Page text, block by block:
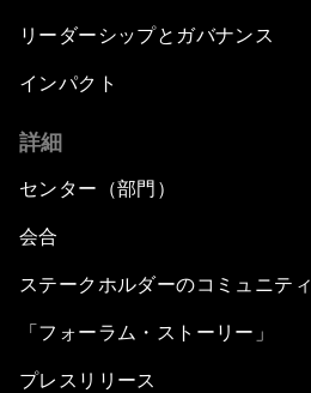
リーダーシップとガバナンス
インパクト
詳細
センター（部門）
会合
ステークホルダーのコミュニティ
「フォーラム・ストーリー」
プレスリリース